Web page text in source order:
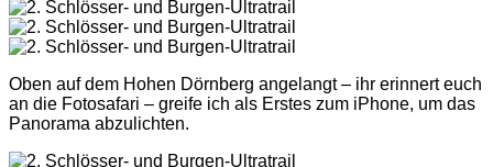
Oben auf dem Hohen Dörnberg angelangt – ihr erinnert euch
an die Fotosafari – greife ich als Erstes zum iPhone, um das
Panorama abzulichten.